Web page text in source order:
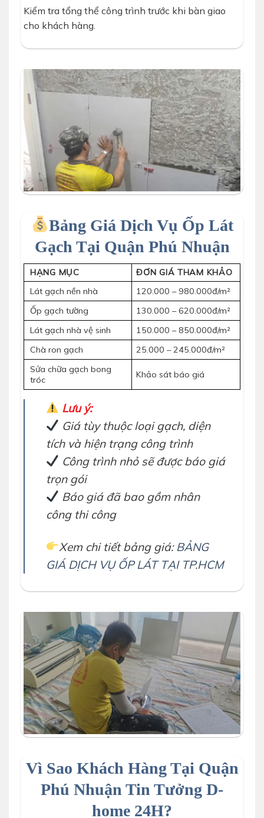
Kiểm tra tổng thể công trình trước khi bàn giao
cho khách hàng.
Bảng Giá Dịch Vụ Ốp Lát
Gạch Tại Quận Phú Nhuận
HẠNG MỤC
ĐƠN GIÁ THAM KHẢO
Lát gạch nền nhà
120.000 – 980.000đ/m²
Ốp gạch tường
130.000 – 620.000đ/m²
Lát gạch nhà vệ sinh
150.000 – 850.000đ/m²
Chà ron gạch
25.000 – 245.000đ/m²
Sửa chữa gạch bong
tróc
Khảo sát báo giá
Lưu ý:
Giá tùy thuộc loại gạch, diện
tích và hiện trạng công trình
Công trình nhỏ sẽ được báo giá
trọn gói
Báo giá đã bao gồm nhân
công thi công
Xem chi tiết bảng giá: BẢNG
GIÁ DỊCH VỤ ỐP LÁT TẠI TP.HCM
Vì Sao Khách Hàng Tại Quận
Phú Nhuận Tin Tưởng D-
home 24H?